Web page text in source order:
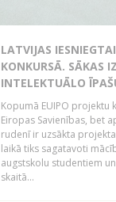
LATVIJAS
KONKURSĀ. SĀKAS
INTELEKTUĀLO
Kopumā EUIPO
Eiropas Savienības, bet
rudenī ir uzsākta
laikā tiks sagatavoti
augstskolu studentiem
skaitā...